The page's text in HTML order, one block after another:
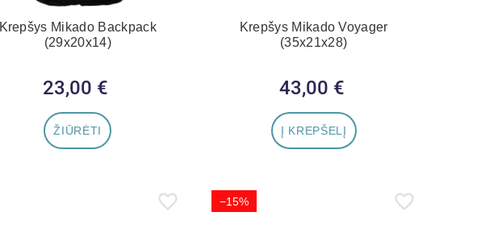
Krepšys Mikado Backpack
(29x20x14)
Kaina
23,00 €
ŽIŪRĖTI
Krepšys Mikado Voyager
(35x21x28)
Kaina
43,00 €
Į KREPŠELĮ
−15%